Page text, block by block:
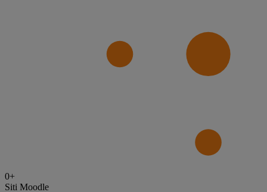
0+
Siti Moodle